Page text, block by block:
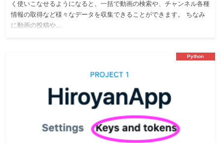
く使いこなせるようになると、一括で動画の検索や、チャンネル各種
情報の取得など様々なデータを収集できることができます。 ちなみ
に動画の投稿や…
Python